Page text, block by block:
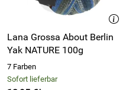
Lana Grossa About Berlin
Yak NATURE 100g
7 Farben
Sofort lieferbar